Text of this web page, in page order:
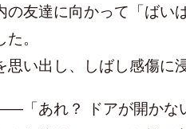
友達に向かって「ばい
。
い出し、しばし感傷に
「あれ？ ドアが開か